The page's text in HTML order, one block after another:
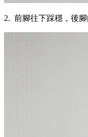
2. 前腳往下踩穩，後腳